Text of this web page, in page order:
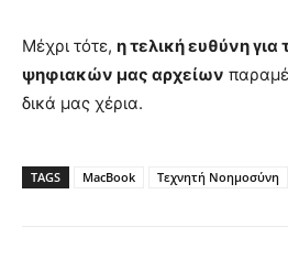
Μέχρι τότε, η τελική ευθύνη
ψηφιακών μας αρχείων
δικά μας χέρια.
TAGS MacBook Τεχνητή Νοημοσύνη